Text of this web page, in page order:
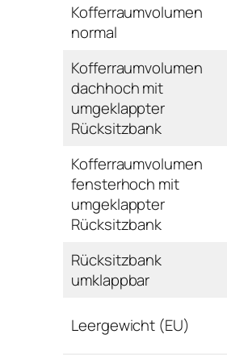
Kofferraumvolumen
normal
Kofferraumvolumen
dachhoch mit
umgeklappter
Rücksitzbank
Kofferraumvolumen
fensterhoch mit
umgeklappter
Rücksitzbank
Rücksitzbank
umklappbar
Leergewicht (EU)